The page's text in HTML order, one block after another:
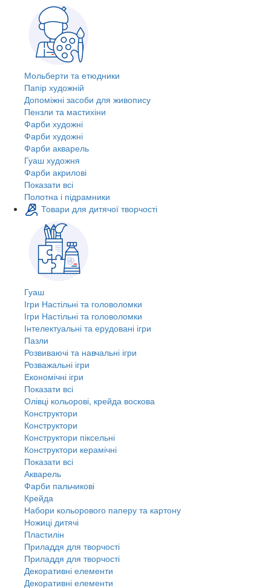
Мольберти та етюдники
Папір художній
Допоміжні засоби для живопису
Пензли та мастихіни
Фарби художні
Фарби художні
Фарби акварель
Гуаш художня
Фарби акрилові
Показати всі
Полотна і підрамники
Товари для дитячої творчості
Гуаш
Ігри Настільні та головоломки
Ігри Настільні та головоломки
Інтелектуальні та ерудовані ігри
Пазли
Розвиваючі та навчальні ігри
Розважальні ігри
Економічні ігри
Показати всі
Олівці кольорові, крейда воскова
Конструктори
Конструктори
Конструктори піксельні
Конструктори керамічні
Показати всі
Акварель
Фарби пальчикові
Крейда
Набори кольорового паперу та картону
Ножиці дитячі
Пластилін
Приладдя для творчості
Приладдя для творчості
Декоративні елементи
Декоративні елементи